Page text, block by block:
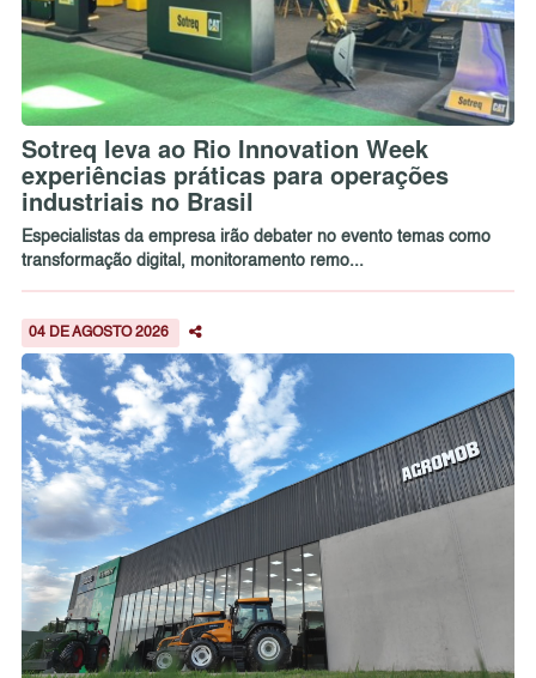
Sotreq leva ao Rio Innovation Week
experiências práticas para operações
industriais no Brasil
Especialistas da empresa irão debater no evento temas como
transformação digital, monitoramento remo...
04 DE AGOSTO 2026